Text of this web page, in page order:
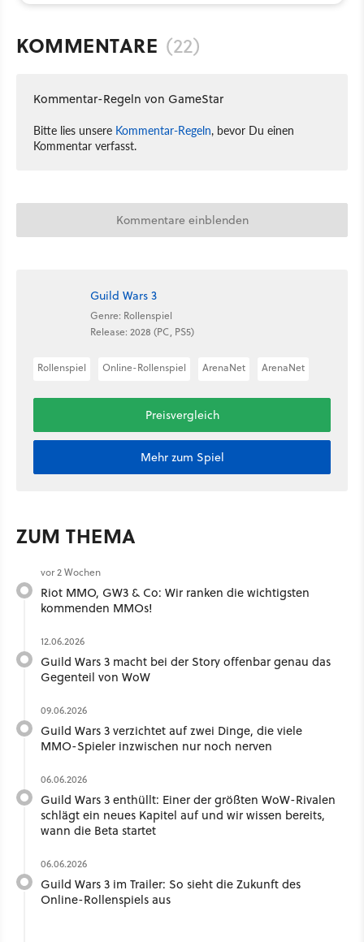
KOMMENTARE (22)
Kommentar-Regeln von GameStar
Bitte lies unsere Kommentar-Regeln, bevor Du einen
Kommentar verfasst.
Kommentare einblenden
Guild Wars 3
Genre: Rollenspiel
Release: 2028 (PC, PS5)
Rollenspiel Online-Rollenspiel ArenaNet ArenaNet
Preisvergleich
Mehr zum Spiel
ZUM THEMA
vor 2 Wochen
Riot MMO, GW3 & Co: Wir ranken die wichtigsten
kommenden MMOs!
12.06.2026
Guild Wars 3 macht bei der Story offenbar genau das
Gegenteil von WoW
09.06.2026
Guild Wars 3 verzichtet auf zwei Dinge, die viele
MMO-Spieler inzwischen nur noch nerven
06.06.2026
Guild Wars 3 enthüllt: Einer der größten WoW-Rivalen
schlägt ein neues Kapitel auf und wir wissen bereits,
wann die Beta startet
06.06.2026
Guild Wars 3 im Trailer: So sieht die Zukunft des
Online-Rollenspiels aus